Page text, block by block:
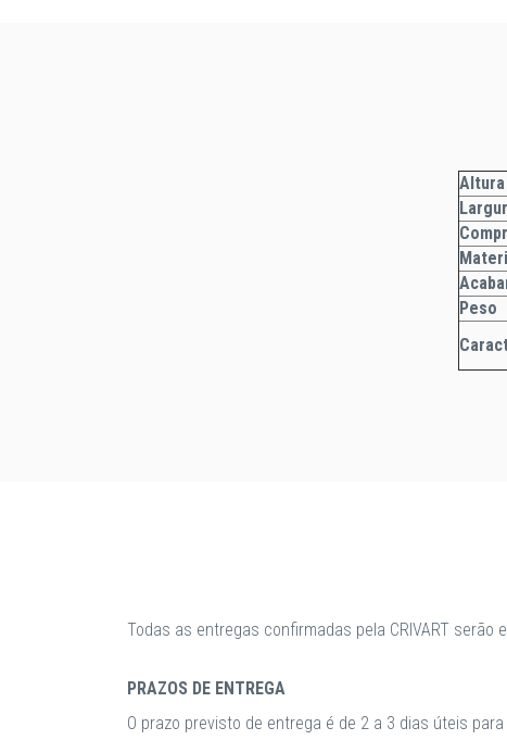
Altura
Peso
Todas as entregas confirmadas pela CRIVART
PRAZOS DE ENTREGA
O prazo previsto de entrega é de 2 a 3 dias úteis